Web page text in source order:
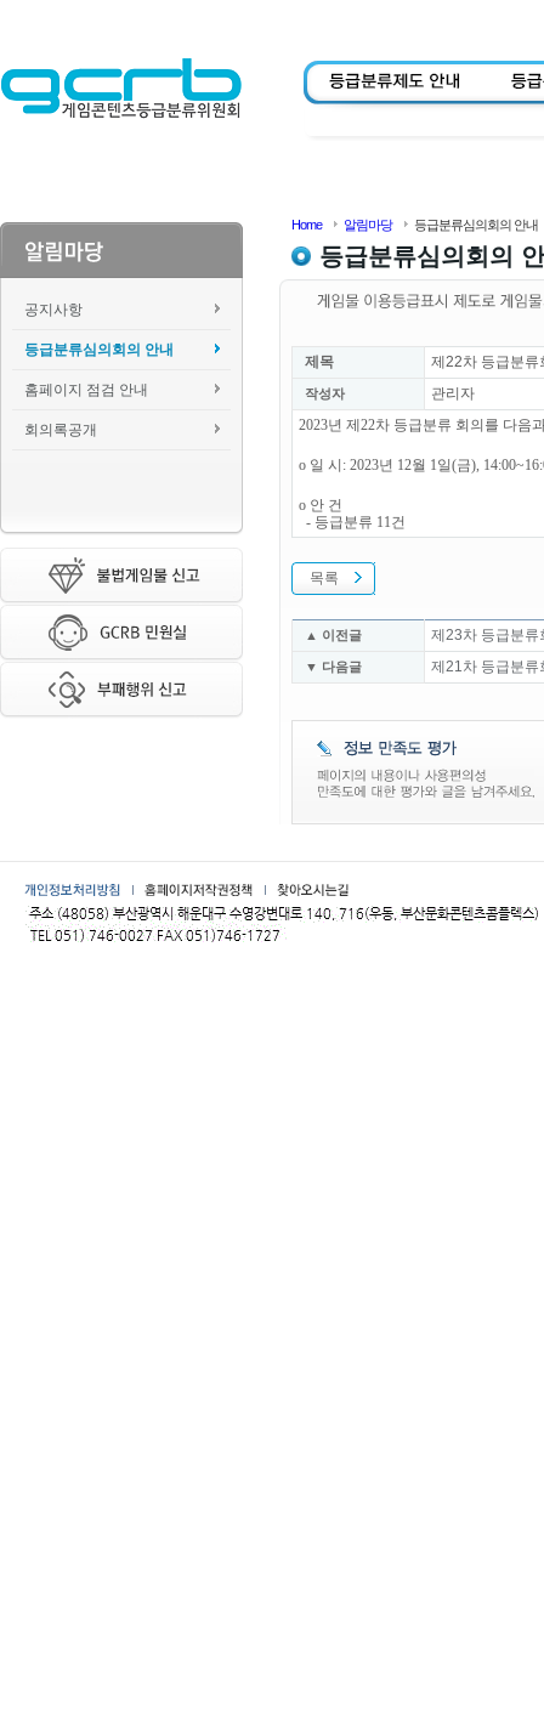
공지사항
등급분류심의회의 안내
홈페이지 점검 안내
회의록공개
Home 알림마당 등급분류심의회의 안내
등급분류심의회의
제목 제22차 등급분류
작성자
관리자
2023년 제22차 등급분류 회의를 다음
o 일 시: 2023년 12월 1일(금),
o 안 건
- 등급분류 11건
목록
▲ 이전글 제23차 등급분류
▼ 다음글 제21차 등급분류